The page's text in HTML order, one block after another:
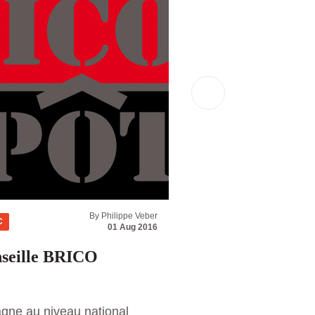
By Philippe Veber
01 Aug 2016
BRICO
au niveau national